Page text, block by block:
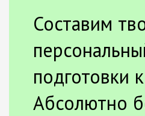
Составим
подготовки
Абсолютно